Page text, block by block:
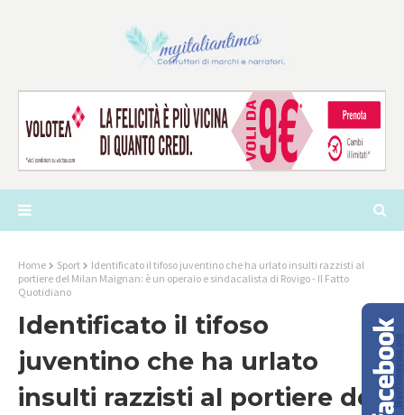
Home Sport
Identificato il tifoso juventino che ha urlato insulti razzisti al
portiere del Milan Maignan: è un operaio e sindacalista di Rovigo - Il Fatto
Quotidiano
Identificato il tifoso
juventino che ha urlato
insulti razzisti al portiere del